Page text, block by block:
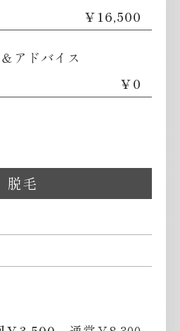
￥16,500
アドバイス
￥0
脱毛